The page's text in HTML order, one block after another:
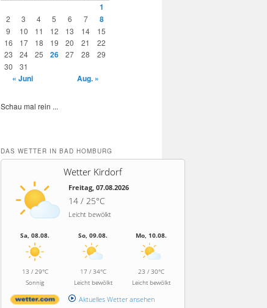
1
2 3 4 5 6 7 8
9 10 11 12 13 14
15
16
17 18 19 20 21
22
23
24 25 26 27 28
29
30
31
« Juni Aug. »
Schau mal rein ...
DAS WETTER IN BAD HOMBURG
Wetter Kirdorf
Freitag, 07.08.2026
14 / 25°C
Leicht bewölkt
Sa, 08.08.
13 / 29°C
Sonnig
So, 09.08.
17 / 34°C
Leicht bewölkt
Mo, 10.08.
23 / 30°C
Leicht bewölkt
Aktuelles Wetter ansehen